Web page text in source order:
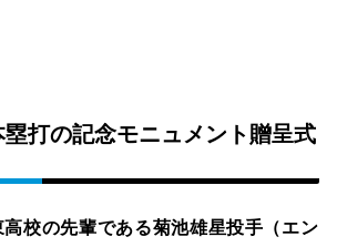
打の記念モニュメント贈呈式
校の先輩である菊池雄星投手（エン